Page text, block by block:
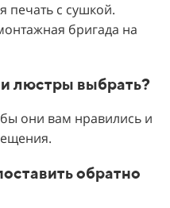
печать с сушкой.
бригада на
люстры выбрать?
они вам нравились и
обратно